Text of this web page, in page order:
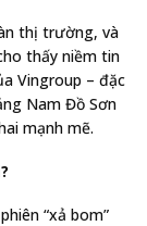
thị trường, và
thấy niềm tin
Vingroup – đặc
Nam Đồ Sơn
mạnh mẽ.
“xả bom”